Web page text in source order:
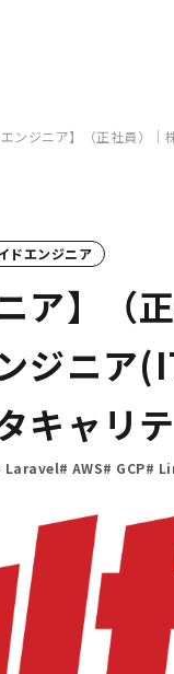
エンジニア】（正社員）
ドエンジニア
ア】（
ジニア
キャリテ
Laravel AWS GCP